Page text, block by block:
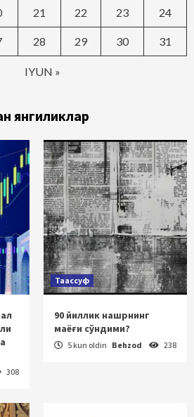
IYUN »
21 22 23 24
28 29 30 31
янгиликлар
308
Таассуф
90 йиллик нашрнинг
маёғи сўндими?
5 kun oldin Behzod 238